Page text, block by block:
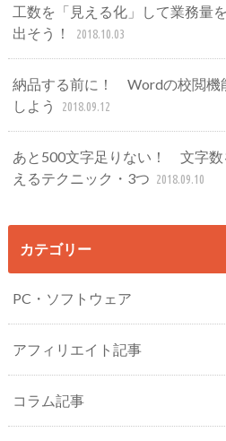
工数を「見える化」して業務量
出そう！
2018.10.03
納品する前に！ Wordの校閲機
しよう
2018.09.12
あと500文字足りない！ 文字数
えるテクニック・3つ 2018.09.10
カテゴリー
PC・ソフトウェア
アフィリエイト記事
コラム記事